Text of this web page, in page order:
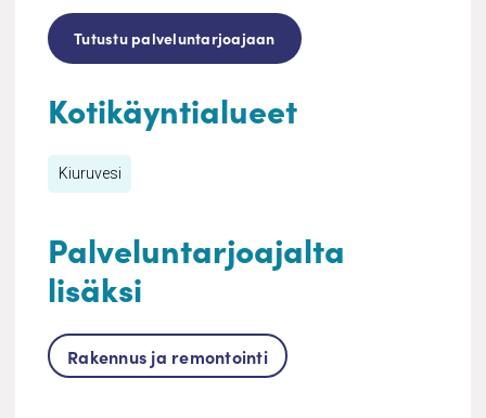
Tutustu palveluntarjoajaan
Kotikäyntialueet
Kiuruvesi
Palveluntarjoajalta
lisäksi
Rakennus ja remontointi